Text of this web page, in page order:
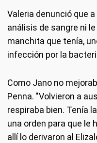
Valeria denunció que
análisis de sangre ni
manchita que tenía,
infección por la
Como Jano no
Penna. "Volvieron a
respiraba bien. Tenía
una orden para que le
allí lo derivaron al